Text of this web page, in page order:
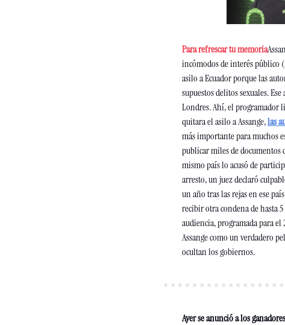
Para refrescar tu memoria
incómodos de interés público
asilo a Ecuador porque las
supuestos delitos sexuales.
Londres. Ahí, el programador
quitara el asilo a Assange, las
más importante para muchos
publicar miles de documentos
mismo país lo acusó de
arresto, un juez declaró
un año tras las rejas en ese
recibir otra condena de hasta
audiencia, programada para el
Assange como un verdadero
ocultan los gobiernos.
Ayer se anunció a los